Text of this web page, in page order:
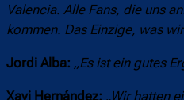
Valencia. Alle Fans, die uns
kommen. Das Einzige, was
Jordi Alba: „Es ist ein gutes
Xavi Hernández: „Wir hatten